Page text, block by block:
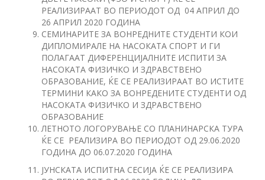
РЕАЛИЗИРААТ ВО ПЕРИОДОТ ОД 04 АПРИЛ ДО
26 АПРИЛ 2020 ГОДИНА
СЕМИНАРИТЕ ЗА ВОНРЕДНИТЕ СТУДЕНТИ КОИ
ДИПЛОМИРАЛЕ НА НАСОКАТА СПОРТ И ГИ
ПОЛАГААТ ДИФЕРЕНЦИЈАЛНИТЕ ИСПИТИ ЗА
НАСОКАТА ФИЗИЧКО И ЗДРАВСТВЕНО
ОБРАЗОВАНИЕ, ЌЕ СЕ РЕАЛИЗИРААТ ВО ИСТИТЕ
ТЕРМИНИ КАКО ЗА ВОНРЕДЕНИТЕ СТУДЕНТИ ОД
НАСОКАТА ФИЗИЧКО И ЗДРАВСТВЕНО
ОБРАЗОВАНИЕ
ЛЕТНОТО ЛОГОРУВАЊЕ СО ПЛАНИНАРСКА ТУРА
ЌЕ СЕ РЕАЛИЗИРА ВО ПЕРИОДОТ ОД 29.06.2020
ГОДИНА ДО 06.07.2020 ГОДИНА
ЈУНСКАТА ИСПИТНА СЕСИЈА ЌЕ СЕ РЕАЛИЗИРА